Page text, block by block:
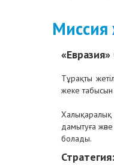
Миссия
Тұрақты
жеке табысын
Халықаралық
дамытуға
болады.
Стратегия: